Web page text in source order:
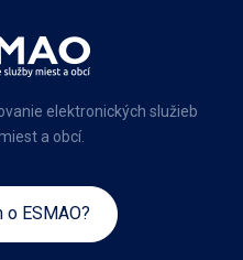
elektronických služieb
a obcí.
o ESMAO?